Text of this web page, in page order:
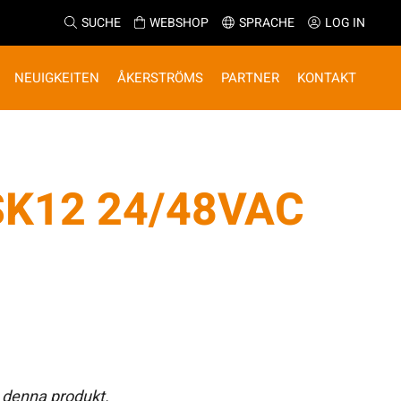
SUCHE WEBSHOP SPRACHE LOG IN
NEUIGKEITEN ÅKERSTRÖMS PARTNER KONTAKT
24/48VAC